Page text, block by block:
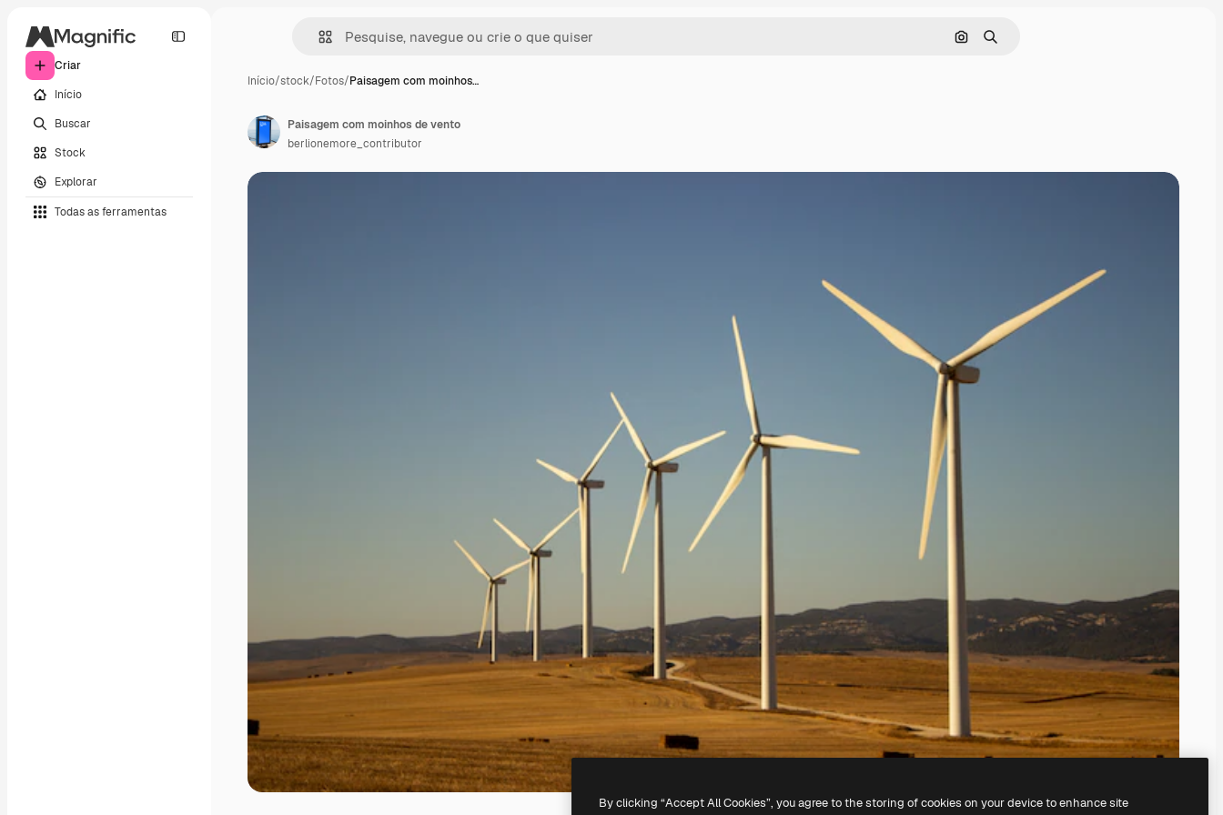
Criar
Início
Buscar
Stock
Explorar
Todas as ferramentas
Pesquisar por imagem
Buscar
Início/stock/Fotos/Paisagem com moinhos…
Paisagem com moinhos de vento
berlionemore_contributor
By clicking “Accept All Cookies”, you agree to the storing of cookies on your device to enhance site